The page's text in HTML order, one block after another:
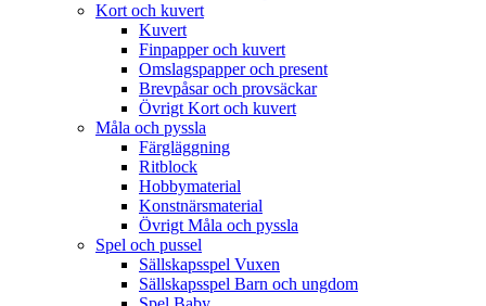
Kort och kuvert
Kuvert
Finpapper och kuvert
Omslagspapper och present
Brevpåsar och provsäckar
Övrigt Kort och kuvert
Måla och pyssla
Färgläggning
Ritblock
Hobbymaterial
Konstnärsmaterial
Övrigt Måla och pyssla
Spel och pussel
Sällskapsspel Vuxen
Sällskapsspel Barn och ungdom